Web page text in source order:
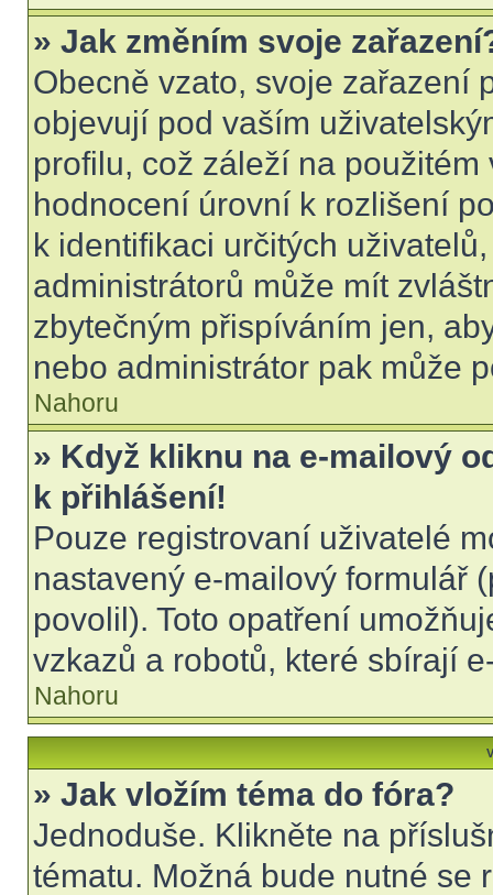
» Jak změním svoje
Obecně vzato, svoje zařazení
objevují pod vaším
profilu, což záleží na
hodnocení úrovní k rozlišení
k identifikaci určitých
administrátorů může mít
zbytečným přispíváním jen,
nebo administrátor pak může
Nahoru
» Když kliknu na e-mailový
k přihlášení!
Pouze registrovaní uživatelé
nastavený e-mailový formulář
povolil). Toto opatření
vzkazů a robotů, které sbírají
Nahoru
» Jak vložím téma do fóra?
Jednoduše. Klikněte na
tématu. Možná bude nutné se